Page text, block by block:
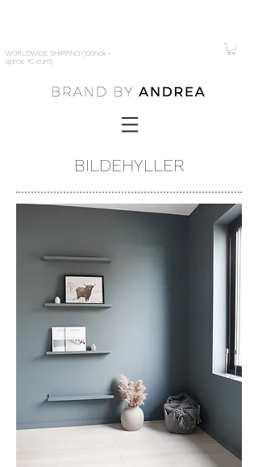
WORLDWIDE SHIPPING (100nok -
aprox. 10 euro)
BILDEHYLLER